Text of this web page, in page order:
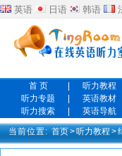
英语 日语 韩语
首 页 听力教程
听力专题
英语教材
听力搜索
英语导航
当前位置: 首页>听力教程 >